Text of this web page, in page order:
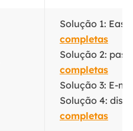
Solução 1:
completas
Solução 2:
completas
Solução 3: E-
Solução 4:
completas